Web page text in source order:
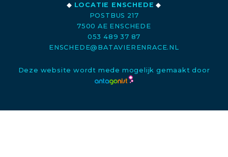
◆ LOCATIE ENSCHEDE ◆
POSTBUS 217
7500 AE ENSCHEDE
053 489 37 87
ENSCHEDE@BATAVIERENRACE.NL
Deze website wordt mede mogelijk gemaakt door